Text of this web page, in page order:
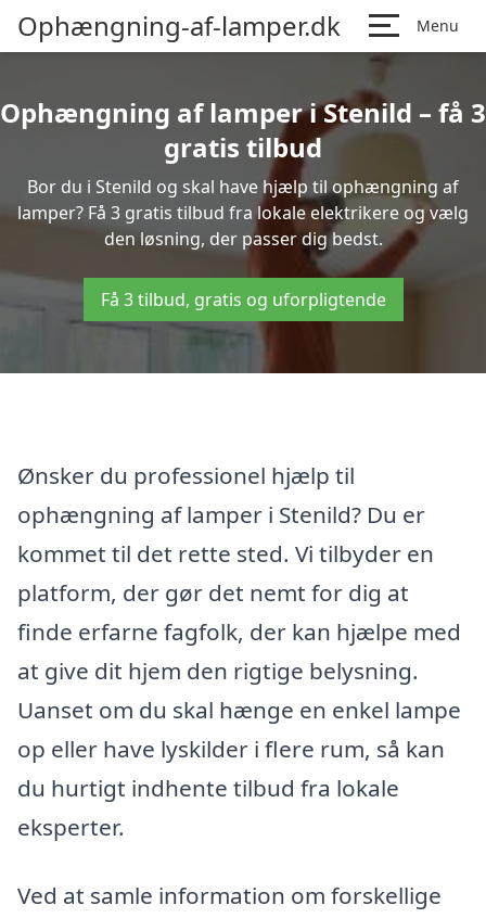
Ophængning-af-lamper.dk Menu
Ophængning af lamper i Stenild – få 3
gratis tilbud
Bor du i Stenild og skal have hjælp til ophængning af
lamper? Få 3 gratis tilbud fra lokale elektrikere og vælg
den løsning, der passer dig bedst.
Få 3 tilbud, gratis og uforpligtende
Ønsker du professionel hjælp til
ophængning af lamper i Stenild? Du er
kommet til det rette sted. Vi tilbyder en
platform, der gør det nemt for dig at
finde erfarne fagfolk, der kan hjælpe med
at give dit hjem den rigtige belysning.
Uanset om du skal hænge en enkel lampe
op eller have lyskilder i flere rum, så kan
du hurtigt indhente tilbud fra lokale
eksperter.
Ved at samle information om forskellige